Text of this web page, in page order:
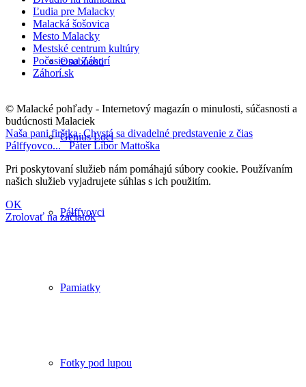
Osobnosti
Genius Loci
Pálffyovci
Pamiatky
Fotky pod lupou
Ľudia pre Malacky
Malacká šošovica
Mesto Malacky
Mestské centrum kultúry
Počasie na Záhorí
Záhorí.sk
© Malacké pohľady - Internetový magazín o minulosti, súčasnosti a
budúcnosti Malaciek
Naša pani firštka. Chystá sa divadelné predstavenie z čias
Pálffyovco...
Páter Libor Mattoška
Pri poskytovaní služieb nám pomáhajú súbory cookie. Používaním
našich služieb vyjadrujete súhlas s ich použitím.
OK
Zrolovať na začiatok